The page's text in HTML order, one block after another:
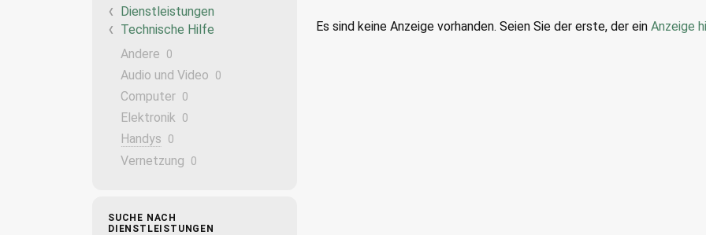
Dienstleistungen
Technische Hilfe
Andere
0
Audio und Video 0
Computer 0
Elektronik 0
Handys 0
Vernetzung 0
SUCHE NACH
DIENSTLEISTUNGEN
Es sind keine Anzeige vorhanden. Seien Sie der erste, der ein Anzeige